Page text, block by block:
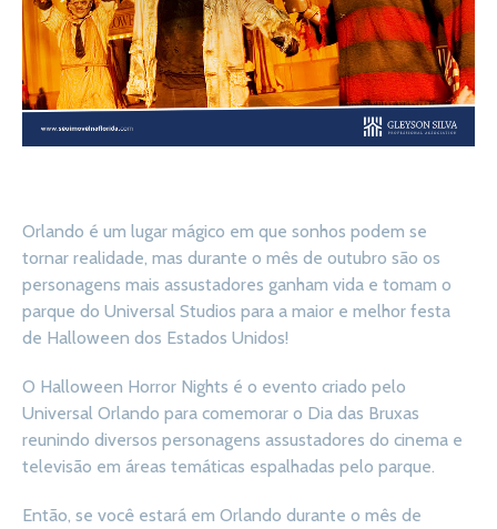
Orlando é um lugar mágico em que sonhos podem se
tornar realidade, mas durante o mês de outubro são os
personagens mais assustadores ganham vida e tomam o
parque do Universal Studios para a maior e melhor festa
de Halloween dos Estados Unidos!
O Halloween Horror Nights é o evento criado pelo
Universal Orlando para comemorar o Dia das Bruxas
reunindo diversos personagens assustadores do cinema e
televisão em áreas temáticas espalhadas pelo parque.
Então, se você estará em Orlando durante o mês de